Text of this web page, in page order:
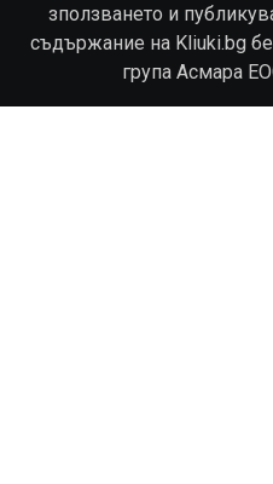
зползването и
съдържание на Kliuki.bg
група Асмара